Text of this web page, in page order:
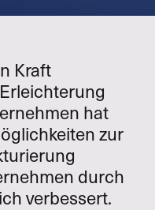
Kraft
hat
zur
durch
verbessert.